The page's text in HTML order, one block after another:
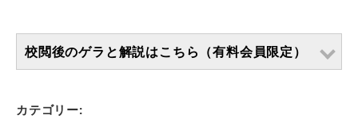
校閲後のゲラと解説はこちら（有料会員限定）
カテゴリー: